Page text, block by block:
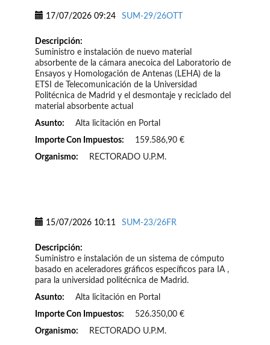
17/07/2026 09:24 SUM-29/26OTT
Descripción:
Suministro e instalación de nuevo material
absorbente de la cámara anecoica del Laboratorio de
Ensayos y Homologación de Antenas (LEHA) de la
ETSI de Telecomunicación de la Universidad
Politécnica de Madrid y el desmontaje y reciclado del
material absorbente actual
Asunto:
Alta licitación en Portal
Importe Con Impuestos:
159.586,90 €
Organismo:
RECTORADO U.P.M.
15/07/2026 10:11 SUM-23/26FR
Descripción:
Suministro e instalación de un sistema de cómputo
basado en aceleradores gráficos específicos para IA ,
para la universidad politécnica de Madrid.
Asunto:
Alta licitación en Portal
Importe Con Impuestos:
526.350,00 €
Organismo:
RECTORADO U.P.M.